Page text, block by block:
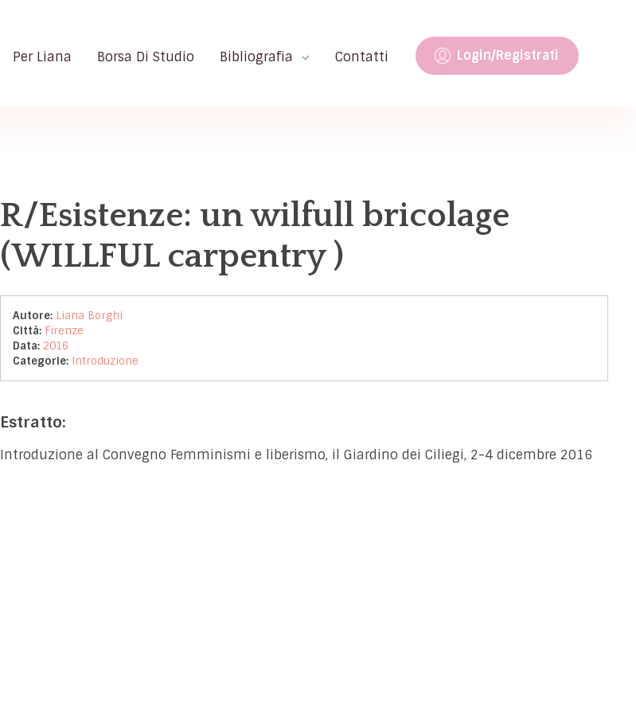
Per Liana Borsa Di Studio Bibliografia Contatti Login/Registrati
R/Esistenze: un wilfull bricolage
(WILLFUL carpentry )
Autore: Liana Borghi
Città: Firenze
Data: 2016
Categorie: Introduzione
Estratto:
Introduzione al Convegno Femminismi e liberismo, il Giardino dei Ciliegi, 2-4 dicembre 2016